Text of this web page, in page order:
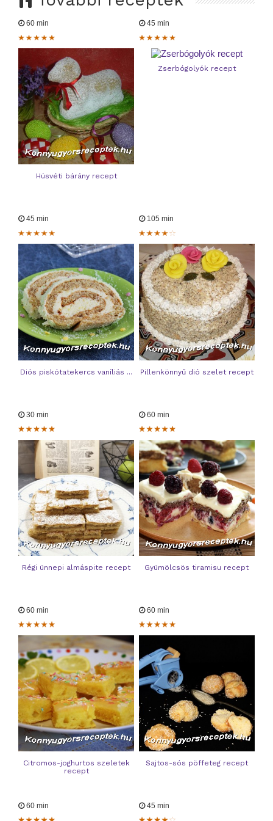
60 min
Húsvéti bárány recept
45 min
Zserbógolyók recept
45 min
Diós piskótatekercs vaníliás ...
105 min
Pillenkönnyű dió szelet recept
30 min
Régi ünnepi almáspite recept
60 min
Gyümölcsös tiramisu recept
60 min
Citromos-joghurtos szeletek
recept
60 min
Sajtos-sós pöffeteg recept
60 min 45 min